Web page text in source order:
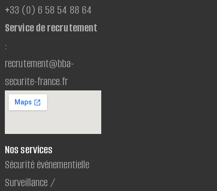
+33 (0) 6 58 54 88 64
Service de recrutement
:
recrutement@bba-
securite-france.fr
Nos services
Sécurité événementielle
Surveillance /